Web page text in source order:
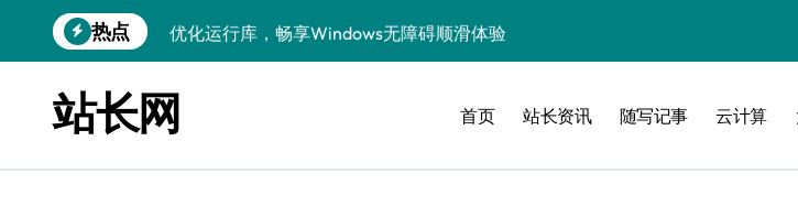
到
热点
优化运行库，畅享Windows无障碍顺滑体验
Windows鸿蒙开发：运行库配置全解
Windows嵌入式开发环境搭建与运行库优化
站长网 首页 站长资讯 随写记事 云计算